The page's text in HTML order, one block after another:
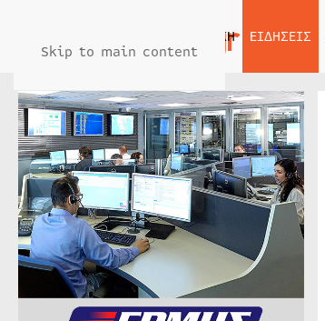
Skip to main content
ΑΡΧΙΚΗ ΕΙΔΗΣΕΙΣ